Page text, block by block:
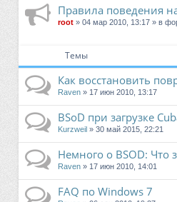
Правила поведения
root » 04 мар 2010, 13:17 » в
Темы
Как восстановить
Raven » 17 июн 2010, 13:17
BSoD при загрузке
Kurzweil » 30 май 2015, 22:21
Немного о BSOD: Что
Raven » 17 июн 2010, 14:01
FAQ по Windows 7